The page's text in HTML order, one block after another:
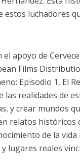
estos luchadores
el apoyo de
Films
Episodio 1, El
las realidades de
y crear mundos
relatos
de la
lugares reales